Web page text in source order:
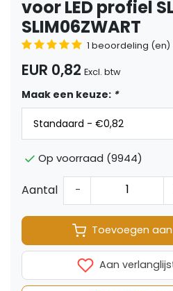
voor LED profiel
SLIM06ZWART
1 beoordeling (en)
EUR 0,82 Excl. btw
Maak een keuze: *
Op voorraad (9944)
Aantal -
Toevoegen
Aan